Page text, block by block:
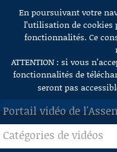
Aller au contenu
En poursuivant votre
l’utilisation de cookies
fonctionnalités. Ce
ATTENTION : si vous
fonctionnalités de
seront pas
Portail vidéo de
ACCUEIL
Catégories de vidéos